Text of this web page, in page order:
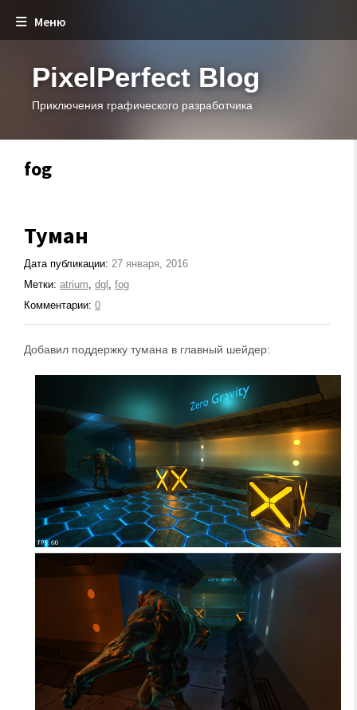
Меню
PixelPerfect Blog
Приключения графического разработчика
fog
Туман
Дата публикации: 27 января, 2016
Метки: atrium, dgl , fog
Комментарии: 0
Добавил поддержку тумана в главный шейдер: